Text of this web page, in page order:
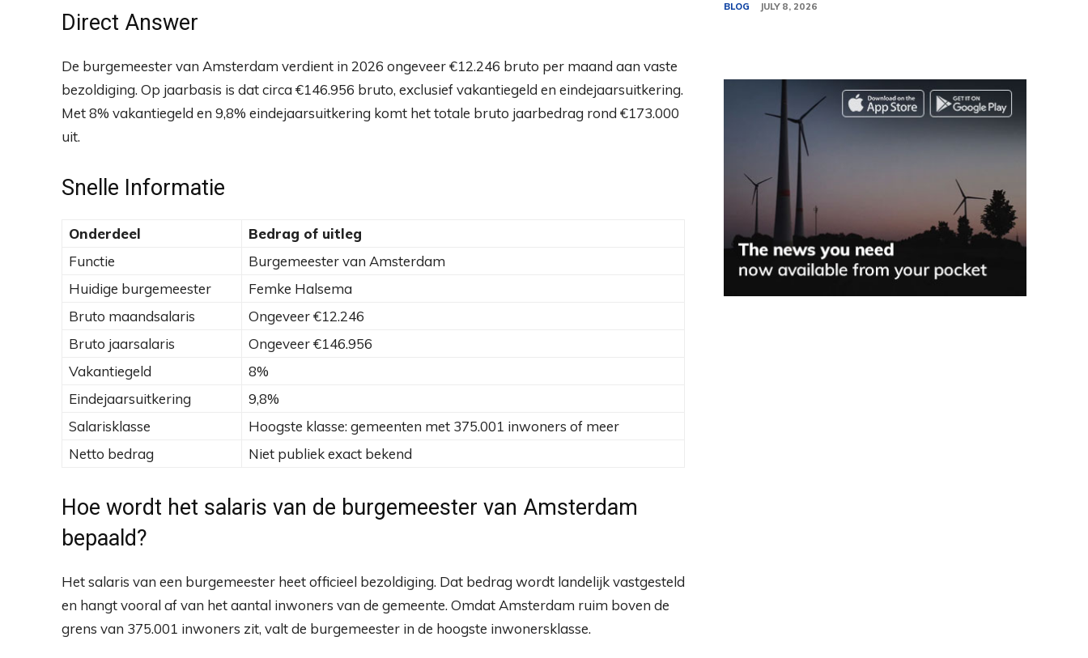
Direct Answer
De burgemeester van Amsterdam verdient in 2026 ongeveer €12.246 bruto per maand aan vaste
bezoldiging. Op jaarbasis is dat circa €146.956 bruto, exclusief vakantiegeld en eindejaarsuitkering.
Met 8% vakantiegeld en 9,8% eindejaarsuitkering komt het totale bruto jaarbedrag rond €173.000
uit.
Snelle Informatie
Onderdeel
Bedrag of uitleg
Functie
Burgemeester van Amsterdam
Huidige burgemeester
Femke Halsema
Bruto maandsalaris
Ongeveer €12.246
Bruto jaarsalaris
Ongeveer €146.956
Vakantiegeld
8%
Eindejaarsuitkering
9,8%
Salarisklasse
Hoogste klasse: gemeenten met 375.001 inwoners of meer
Netto bedrag
Niet publiek exact bekend
Hoe wordt het salaris van de burgemeester van Amsterdam
bepaald?
Het salaris van een burgemeester heet officieel bezoldiging. Dat bedrag wordt landelijk vastgesteld
en hangt vooral af van het aantal inwoners van de gemeente. Omdat Amsterdam ruim boven de
grens van 375.001 inwoners zit, valt de burgemeester in de hoogste inwonersklasse.
BLOG JULY 8, 2026